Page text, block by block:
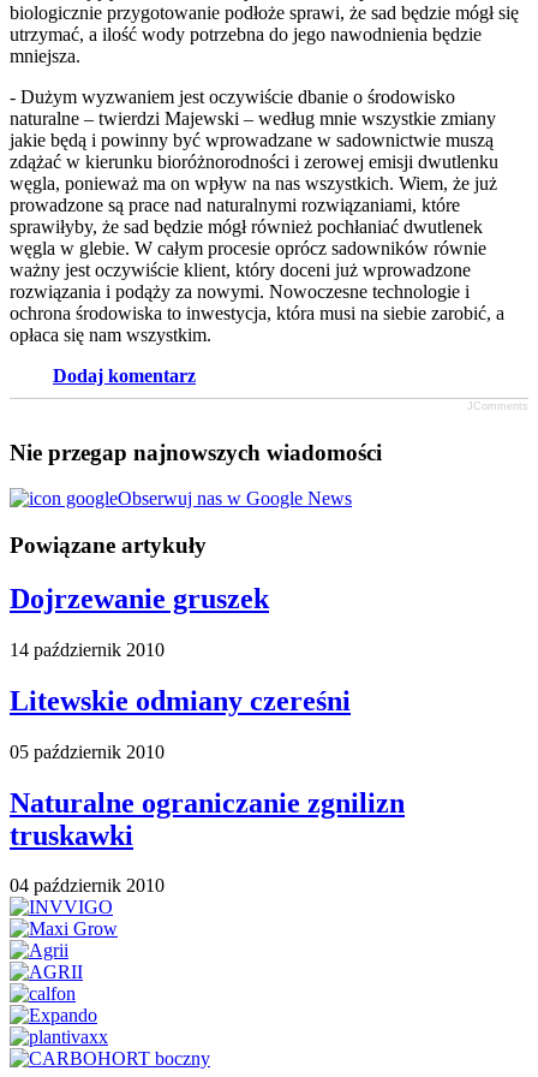
biologicznie przygotowanie podłoże sprawi, że sad będzie mógł się
utrzymać, a ilość wody potrzebna do jego nawodnienia będzie
mniejsza.
- Dużym wyzwaniem jest oczywiście dbanie o środowisko
naturalne – twierdzi Majewski – według mnie wszystkie zmiany
jakie będą i powinny być wprowadzane w sadownictwie muszą
zdążać w kierunku bioróżnorodności i zerowej emisji dwutlenku
węgla, ponieważ ma on wpływ na nas wszystkich. Wiem, że już
prowadzone są prace nad naturalnymi rozwiązaniami, które
sprawiłyby, że sad będzie mógł również pochłaniać dwutlenek
węgla w glebie. W całym procesie oprócz sadowników równie
ważny jest oczywiście klient, który doceni już wprowadzone
rozwiązania i podąży za nowymi. Nowoczesne technologie i
ochrona środowiska to inwestycja, która musi na siebie zarobić, a
opłaca się nam wszystkim.
Dodaj komentarz
JComments
Nie przegap najnowszych wiadomości
Obserwuj nas w Google News
Powiązane artykuły
Dojrzewanie gruszek
14 październik 2010
Litewskie odmiany czereśni
05 październik 2010
Naturalne ograniczanie zgnilizn
truskawki
04 październik 2010